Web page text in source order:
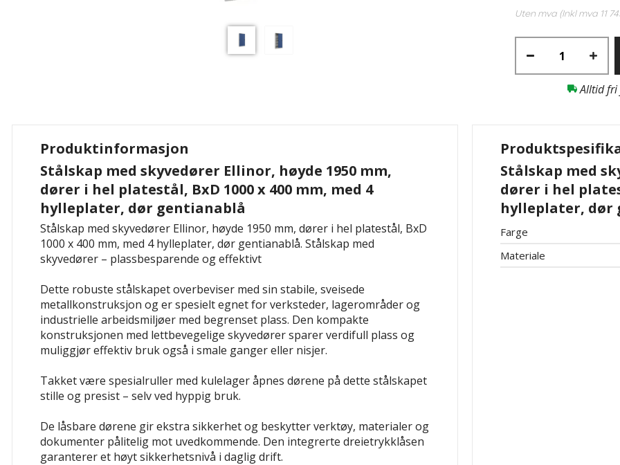
Uten mva (Inkl mva 11
Alltid
Produktinformasjon
Stålskap med skyvedører Ellinor, høyde 1950 mm,
dører i hel platestål, BxD 1000 x 400 mm, med 4
hylleplater, dør gentianablå
Stålskap med skyvedører Ellinor, høyde 1950 mm, dører i hel platestål, BxD
1000 x 400 mm, med 4 hylleplater, dør gentianablå. Stålskap med
skyvedører – plassbesparende og effektivt
Dette robuste stålskapet overbeviser med sin stabile, sveisede
metallkonstruksjon og er spesielt egnet for verksteder, lagerområder og
industrielle arbeidsmiljøer med begrenset plass. Den kompakte
konstruksjonen med lettbevegelige skyvedører sparer verdifull plass og
muliggjør effektiv bruk også i smale ganger eller nisjer.
Takket være spesialruller med kulelager åpnes dørene på dette stålskapet
stille og presist – selv ved hyppig bruk.
De låsbare dørene gir ekstra sikkerhet og beskytter verktøy, materialer og
dokumenter pålitelig mot uvedkommende. Den integrerte dreietrykklåsen
garanterer et høyt sikkerhetsnivå i daglig drift.
Stålskap med
dører i hel
hylleplater, dør
Farge
Materiale